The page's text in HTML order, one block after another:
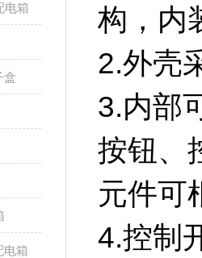
电箱
盒
电箱
构，内
2.外壳
3.内部
按钮、
元件可
4.控制